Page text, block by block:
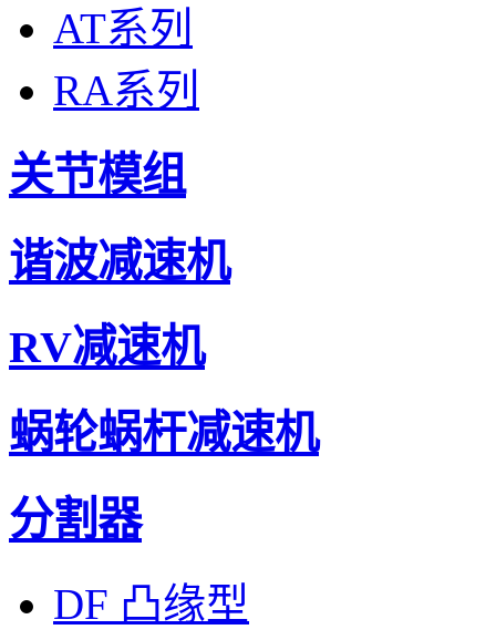
AT系列
RA系列
关节模组
谐波减速机
RV减速机
蜗轮蜗杆减速机
分割器
DF 凸缘型